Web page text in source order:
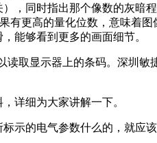
，同时指出那个像数的灰暗
有更高的量化位数，意味着
能够看到更多的画面细节。
取显示器上的条码。深圳敏
详细为大家讲解一下。
示的电气参数什么的，就应